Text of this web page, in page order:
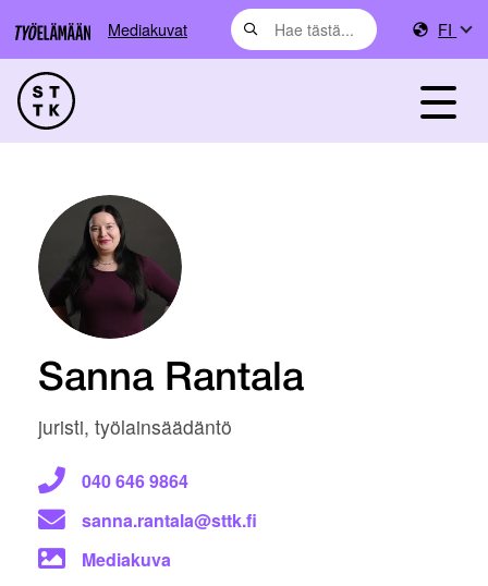
Mediakuvat FI
Sanna Rantala
juristi, työlainsäädäntö
040 646 9864
sanna.rantala@sttk.fi
Mediakuva